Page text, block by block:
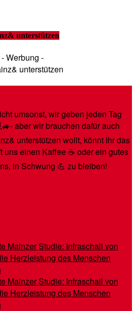
unterstützen
- Werbung -
umsonst, wir geben jeden Tag
aber wir brauchen dafür auch
unterstützen wollt, könnt Ihr das
uns einen Kaffee ☕️ oder ein gutes
in Schwung 💪 zu bleiben!
Mainzer Studie: Infraschall von
Herzleistung des Menschen
Mainzer Studie: Infraschall von
Herzleistung des Menschen